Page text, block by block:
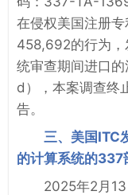
在侵权美国注册
458,692的行为，
统审查期间进口
d），本案调查终
告。
三、美国ITC
的计算系统的337
2025年2月